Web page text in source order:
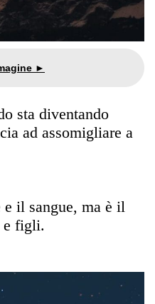
sta diventando
ad assomigliare a
il sangue, ma è il
e figli.